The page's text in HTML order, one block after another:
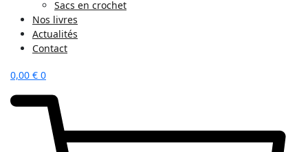
Sacs en crochet
Nos livres
Actualités
Contact
0,00 € 0